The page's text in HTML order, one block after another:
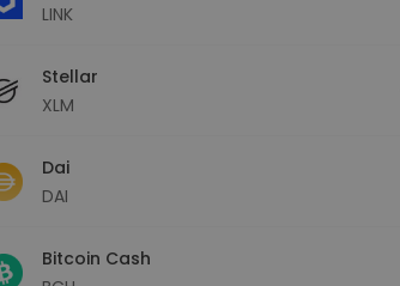
LINK
Stellar
XLM
Dai
DAI
Bitcoin Cash